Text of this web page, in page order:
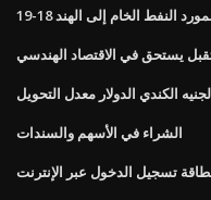
النفط الخام إلى الهند 18-19
يستحق في الاقتصاد الهندسي
الكندي الدولار معدل التحويل
الشراء في الأسهم والسندات
تسجيل الدخول عبر الإنترنت